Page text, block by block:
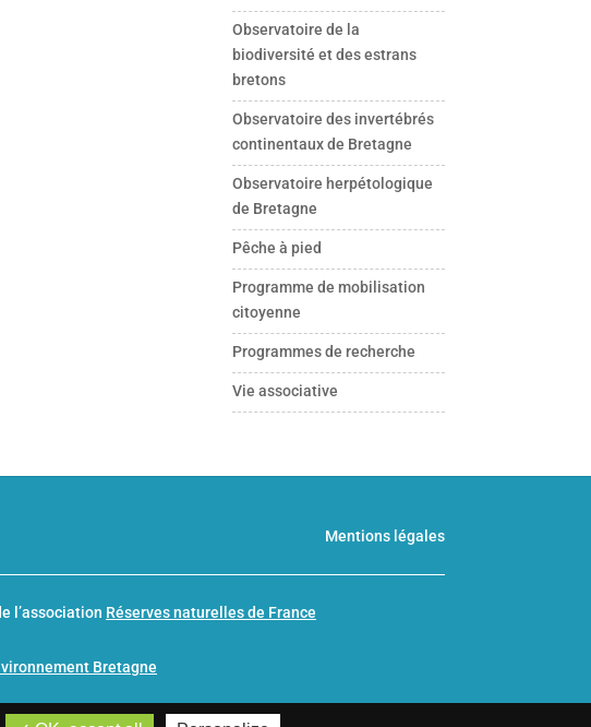
Observatoire de la
biodiversité et des estrans
bretons
Observatoire des invertébrés
continentaux de Bretagne
Observatoire herpétologique
de Bretagne
Pêche à pied
Programme de mobilisation
citoyenne
Programmes de recherche
Vie associative
Mentions légales
l’association Réserves naturelles de France
Bretagne